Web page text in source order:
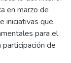
en marzo de
iniciativas que,
para el
de